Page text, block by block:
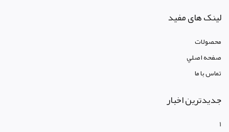
لینک های مفید
محصولات
صفحه اصلي
تماس با ما
جدیدترین اخبار
1